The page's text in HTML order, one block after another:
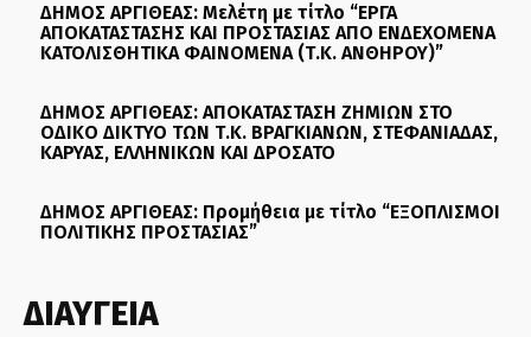
ΔΗΜΟΣ ΑΡΓΙΘΕΑΣ: Μελέτη με τίτλο “ΕΡΓΑ
ΑΠΟΚΑΤΑΣΤΑΣΗΣ ΚΑΙ ΠΡΟΣΤΑΣΙΑΣ ΑΠΟ ΕΝΔΕΧΟΜΕΝΑ
ΚΑΤΟΛΙΣΘΗΤΙΚΑ ΦΑΙΝΟΜΕΝΑ (Τ.Κ. ΑΝΘΗΡΟΥ)”
ΔΗΜΟΣ ΑΡΓΙΘΕΑΣ: ΑΠΟΚΑΤΑΣΤΑΣΗ ΖΗΜΙΩΝ ΣΤΟ
ΟΔΙΚΟ ΔΙΚΤΥΟ ΤΩΝ Τ.Κ. ΒΡΑΓΚΙΑΝΩΝ, ΣΤΕΦΑΝΙΑΔΑΣ,
ΚΑΡΥΑΣ, ΕΛΛΗΝΙΚΩΝ ΚΑΙ ΔΡΟΣΑΤΟ
ΔΗΜΟΣ ΑΡΓΙΘΕΑΣ: Προμήθεια με τίτλο “ΕΞΟΠΛΙΣΜΟΙ
ΠΟΛΙΤΙΚΗΣ ΠΡΟΣΤΑΣΙΑΣ”
ΔΙΑΥΓΕΙΑ